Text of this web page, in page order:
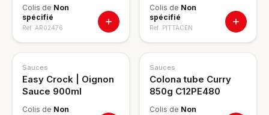
Colis de Non
spécifié
Ref. AR02476
Colis de Non
spécifié
Ref. PITTACEN
Sauces
Easy Crock | Oignon
Sauce 900ml
Colis de Non
Sauces
Colona tube Curry
850g C12PE480
Colis de Non